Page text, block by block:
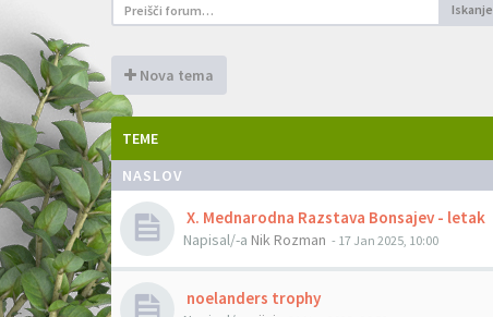
Iskanje
Nova tema
TEME
NASLOV
X. Mednarodna Razstava Bonsajev - letak
Napisal/-a Nik Rozman - 17 Jan 2025, 10:00
noelanders trophy